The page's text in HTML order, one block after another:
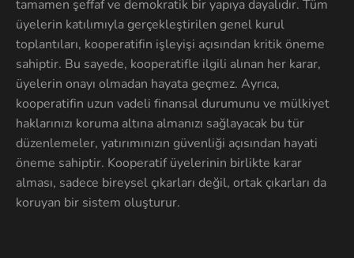
tamamen şeffaf ve demokratik bir yapıya dayalıdır. Tüm
üyelerin katılımıyla gerçekleştirilen genel kurul
toplantıları, kooperatifin işleyişi açısından kritik öneme
sahiptir. Bu sayede, kooperatifle ilgili alınan her karar,
üyelerin onayı olmadan hayata geçmez. Ayrıca,
kooperatifin uzun vadeli finansal durumunu ve mülkiyet
haklarınızı koruma altına almanızı sağlayacak bu tür
düzenlemeler, yatırımınızın güvenliği açısından hayati
öneme sahiptir. Kooperatif üyelerinin birlikte karar
alması, sadece bireysel çıkarları değil, ortak çıkarları da
koruyan bir sistem oluşturur.